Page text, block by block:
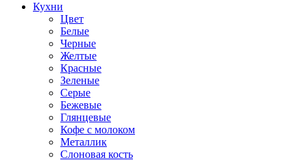
Кухни
Цвет
Белые
Черные
Желтые
Красные
Зеленые
Серые
Бежевые
Глянцевые
Кофе с молоком
Металлик
Слоновая кость